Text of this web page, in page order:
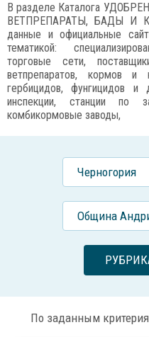
В разделе Каталога
ВЕТПРЕПАРАТЫ, БАДЫ И
данные и официальные
тематикой:
торговые сети,
ветпрепаратов, кормов и
гербицидов, фунгицидов и
инспекции, станции по
комбикормовые заводы,
Черногория
Община
По заданным